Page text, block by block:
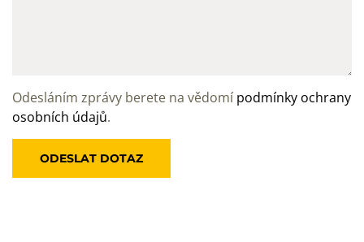
Odesláním zprávy berete na vědomí podmínky ochrany
osobních údajů.